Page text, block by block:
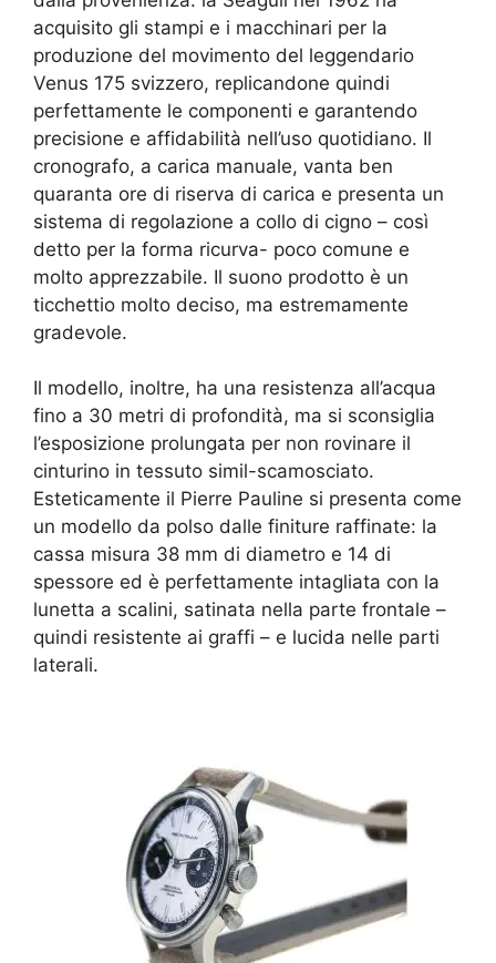
acquisito gli stampi e i macchinari per la
produzione del movimento del leggendario
Venus 175 svizzero, replicandone quindi
perfettamente le componenti e garantendo
precisione e affidabilità nell’uso quotidiano. Il
cronografo, a carica manuale, vanta ben
quaranta ore di riserva di carica e presenta un
sistema di regolazione a collo di cigno – così
detto per la forma ricurva- poco comune e
molto apprezzabile. Il suono prodotto è un
ticchettio molto deciso, ma estremamente
gradevole.
Il modello, inoltre, ha una resistenza all’acqua
fino a 30 metri di profondità, ma si sconsiglia
l’esposizione prolungata per non rovinare il
cinturino in tessuto simil-scamosciato.
Esteticamente il Pierre Pauline si presenta come
un modello da polso dalle finiture raffinate: la
cassa misura 38 mm di diametro e 14 di
spessore ed è perfettamente intagliata con la
lunetta a scalini, satinata nella parte frontale –
quindi resistente ai graffi – e lucida nelle parti
laterali.